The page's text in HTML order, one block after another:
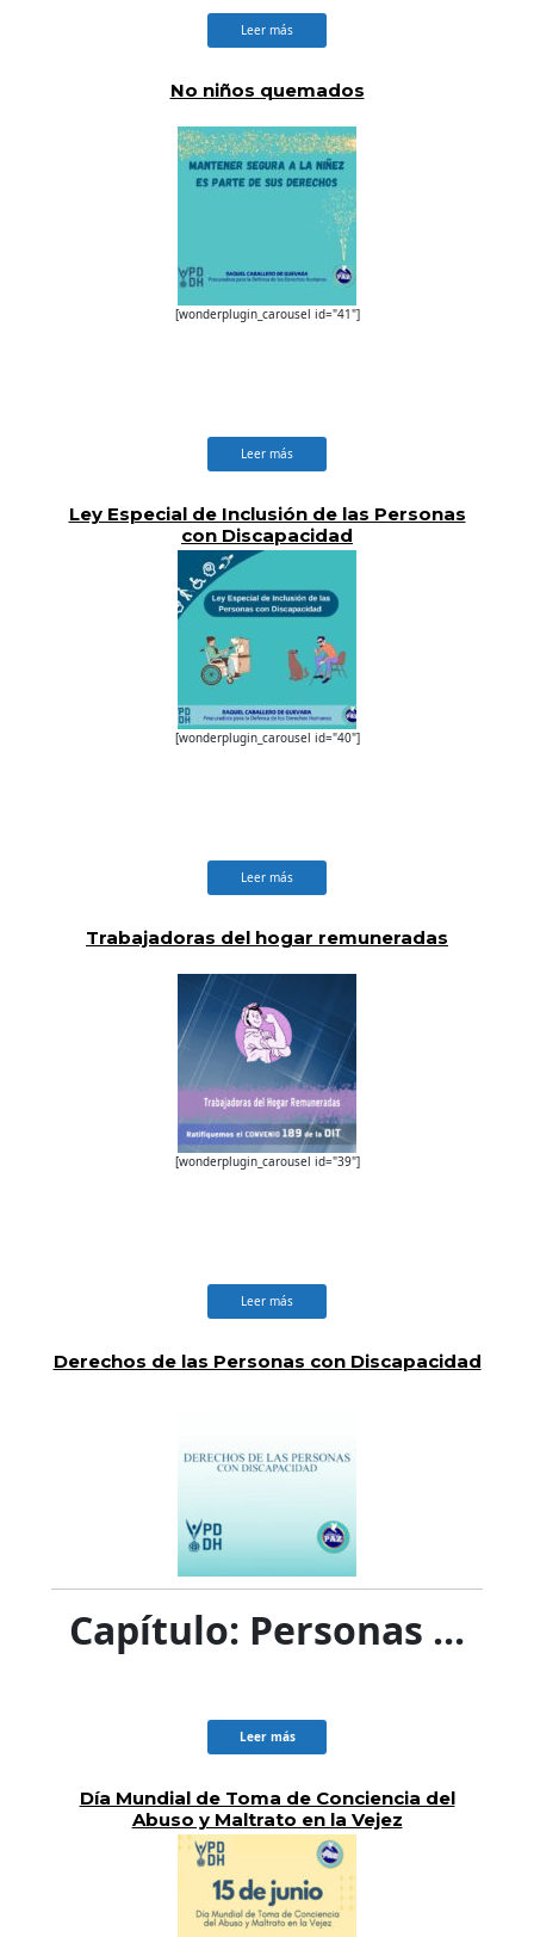
Leer más
No niños quemados
[wonderplugin_carousel id="41"]
Leer más
Ley Especial de Inclusión de las Personas
con Discapacidad
[wonderplugin_carousel id="40"]
Leer más
Trabajadoras del hogar remuneradas
[wonderplugin_carousel id="39"]
Leer más
Derechos de las Personas con Discapacidad
Capítulo: Personas ...
Leer más
Día Mundial de Toma de Conciencia del
Abuso y Maltrato en la Vejez